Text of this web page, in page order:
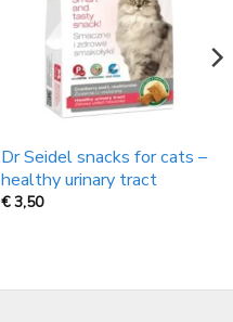
Dr Seidel snacks for cats –
healthy urinary tract
€3,50